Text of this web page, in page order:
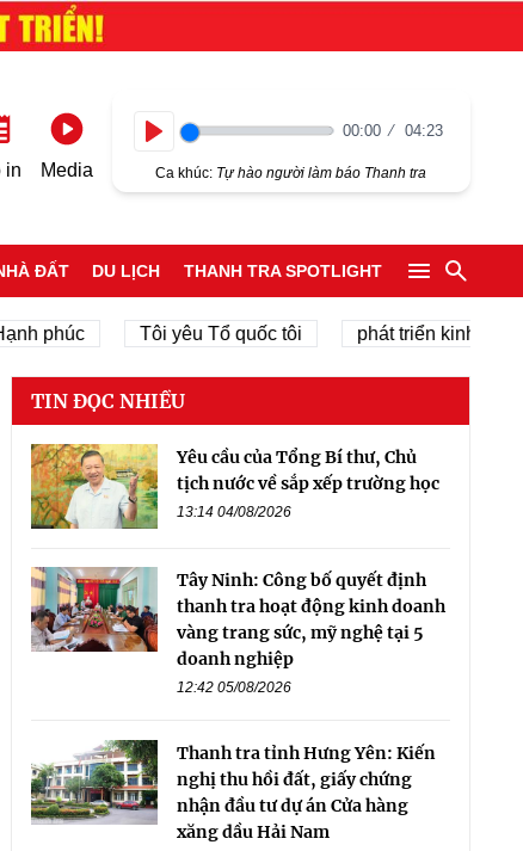
in Media
00:00 04:23
Ca khúc: Tự hào người làm báo Thanh tra
ĐẤT DU LỊCH THANH TRA SPOTLIGHT
Tôi yêu Tổ quốc tôi phát triển kinh tế tư nhân
TIN ĐỌC NHIỀU
Yêu cầu của Tổng Bí thư, Chủ
tịch nước về sắp xếp trường học
13:14 04/08/2026
Tây Ninh: Công bố quyết định
thanh tra hoạt động kinh doanh
vàng trang sức, mỹ nghệ tại 5
doanh nghiệp
12:42 05/08/2026
Thanh tra tỉnh Hưng Yên: Kiến
nghị thu hồi đất, giấy chứng
nhận đầu tư dự án Cửa hàng
xăng dầu Hải Nam